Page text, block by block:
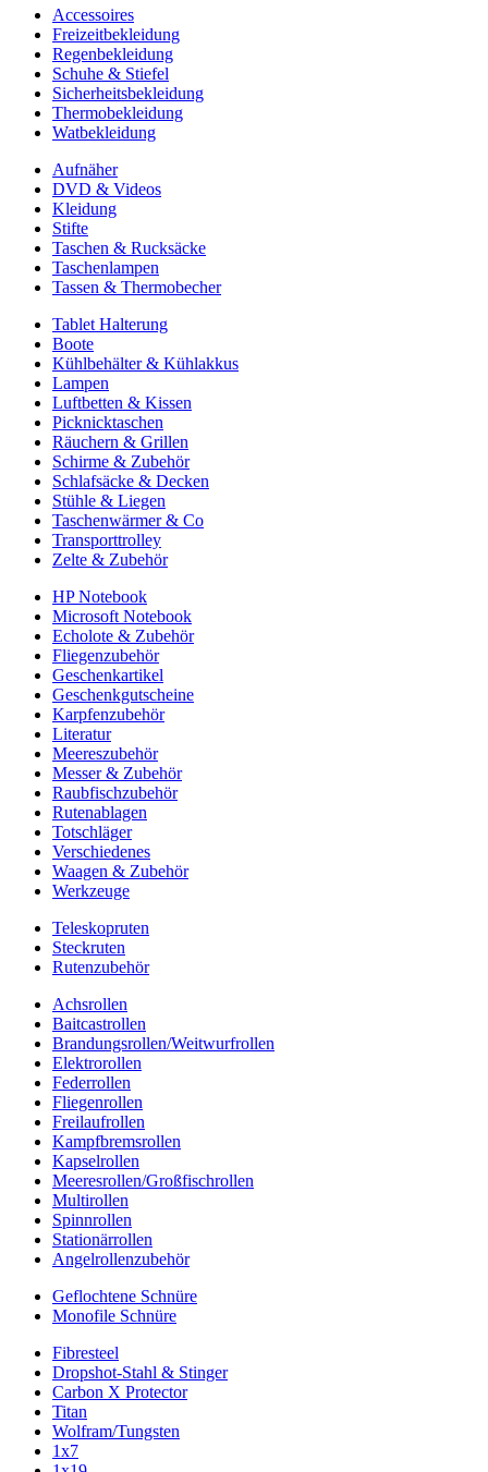
Accessoires
Freizeitbekleidung
Regenbekleidung
Schuhe & Stiefel
Sicherheitsbekleidung
Thermobekleidung
Watbekleidung
Aufnäher
DVD & Videos
Kleidung
Stifte
Taschen & Rucksäcke
Taschenlampen
Tassen & Thermobecher
Tablet Halterung
Boote
Kühlbehälter & Kühlakkus
Lampen
Luftbetten & Kissen
Picknicktaschen
Räuchern & Grillen
Schirme & Zubehör
Schlafsäcke & Decken
Stühle & Liegen
Taschenwärmer & Co
Transporttrolley
Zelte & Zubehör
HP Notebook
Microsoft Notebook
Echolote & Zubehör
Fliegenzubehör
Geschenkartikel
Geschenkgutscheine
Karpfenzubehör
Literatur
Meereszubehör
Messer & Zubehör
Raubfischzubehör
Rutenablagen
Totschläger
Verschiedenes
Waagen & Zubehör
Werkzeuge
Teleskopruten
Steckruten
Rutenzubehör
Achsrollen
Baitcastrollen
Brandungsrollen/Weitwurfrollen
Elektrorollen
Federrollen
Fliegenrollen
Freilaufrollen
Kampfbremsrollen
Kapselrollen
Meeresrollen/Großfischrollen
Multirollen
Spinnrollen
Stationärrollen
Angelrollenzubehör
Geflochtene Schnüre
Monofile Schnüre
Fibresteel
Dropshot-Stahl & Stinger
Carbon X Protector
Titan
Wolfram/Tungsten
1x7